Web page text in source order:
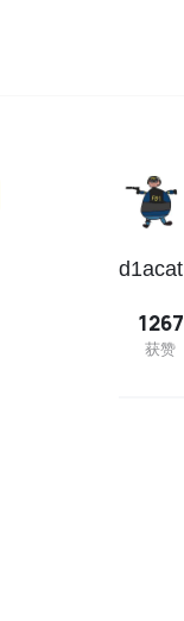
d1acat
1267
获赞